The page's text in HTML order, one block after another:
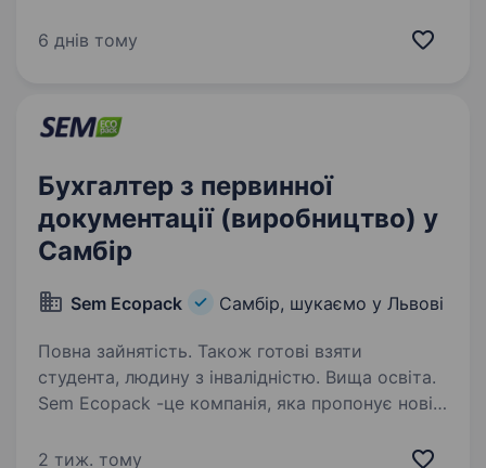
рішення для бізнесу. Ми допомагаємо брендам
6 днів тому
Бухгалтер з первинної
документації (виробництво) у
Самбір
Sem Ecopack Самбір, шукаємо у Львові
Повна зайнятість. Також готові взяти
студента, людину з інвалідністю. Вища освіта.
Sem Ecopack -це компанія, яка пропонує нові
упаковки для товарів широкого спектра.
2 тиж. тому